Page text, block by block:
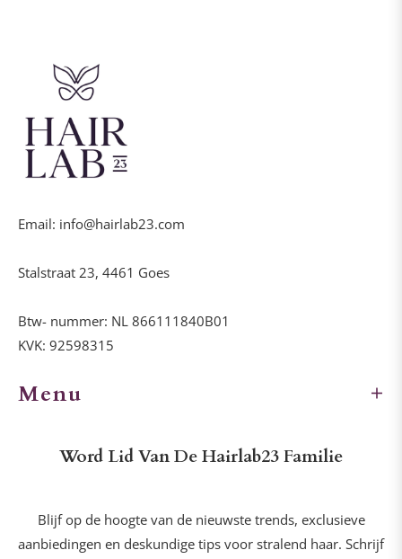
Email: info@hairlab23.com
Stalstraat 23, 4461 Goes
Btw- nummer: NL 866111840B01
KVK: 92598315
Menu
Word Lid Van De Hairlab23 Familie
Blijf op de hoogte van de nieuwste trends, exclusieve
aanbiedingen en deskundige tips voor stralend haar. Schrijf